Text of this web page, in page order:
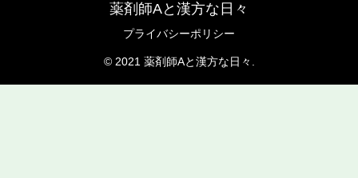
薬剤師Aと漢方な日々
プライバシーポリシー
© 2021 薬剤師Aと漢方な日々.